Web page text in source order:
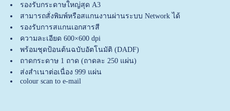
รองรับกระดาษใหญ่สุด A3
สามารถสั่งพิมพ์หรือสแกนงานผ่านระบบ Network ได้
รองรับการสแกนเอกสารสี
ความละเอียด 600×600 dpi
พร้อมชุดป้อนต้นฉบับอัตโนมัติ (DADF)
ถาดกระดาษ 1 ถาด (ถาดละ 250 แผ่น)
ส่งสำเนาต่อเนื่อง 999 แผ่น
colour scan to e-mail